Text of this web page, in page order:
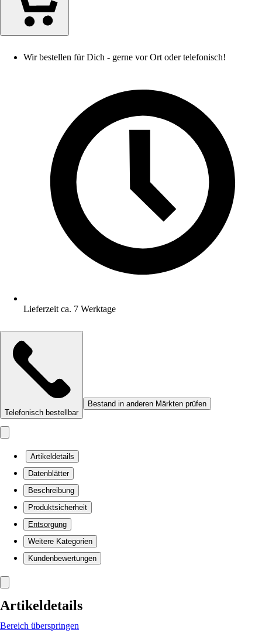
Wir bestellen für Dich - gerne vor Ort oder telefonisch!
Lieferzeit ca. 7 Werktage
Telefonisch bestellbar
Bestand in anderen Märkten prüfen
Artikeldetails
Datenblätter
Beschreibung
Produktsicherheit
Entsorgung
Weitere Kategorien
Kundenbewertungen
Artikeldetails
Bereich überspringen